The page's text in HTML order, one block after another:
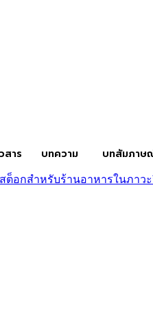
สาร บทความ บทสัมภาษ
ต็อกสำหรับร้านอาหารในภาว